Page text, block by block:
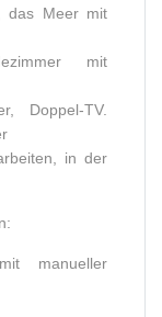
das Meer mit
mit
Doppel-TV.
in der
manueller